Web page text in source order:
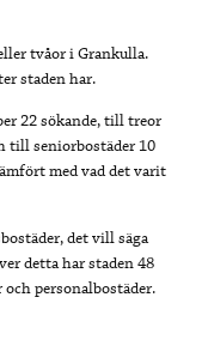
tvåor i Grankulla.
staden har.
22 sökande, till treor
till seniorbostäder 10
med vad det varit
det vill säga
detta har staden 48
personalbostäder.